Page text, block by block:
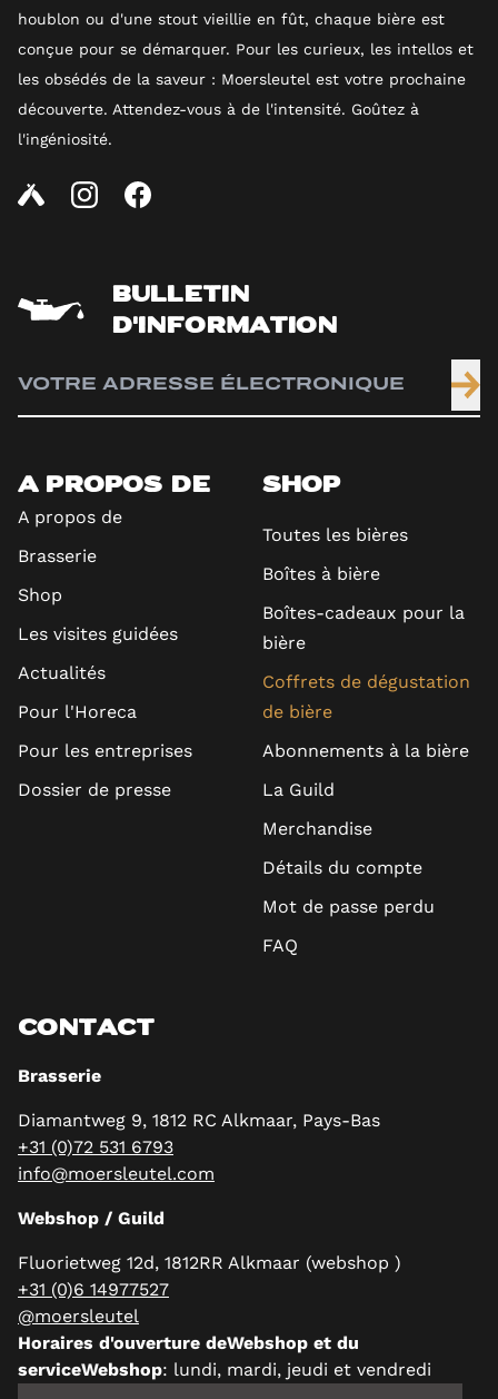
houblon ou d'une stout vieillie en fût, chaque bière est
conçue pour se démarquer. Pour les curieux, les intellos et
les obsédés de la saveur : Moersleutel est votre prochaine
découverte. Attendez-vous à de l'intensité. Goûtez à
l'ingéniosité.
BULLETIN
D'INFORMATION
A PROPOS DE
A propos de
Brasserie
Shop
Les visites guidées
Actualités
Pour l'Horeca
Pour les entreprises
Dossier de presse
SHOP
Toutes les bières
Boîtes à bière
Boîtes-cadeaux pour la
bière
Coffrets de dégustation
de bière
Abonnements à la bière
La Guild
Merchandise
Détails du compte
Mot de passe perdu
FAQ
CONTACT
Brasserie
Diamantweg 9, 1812 RC Alkmaar, Pays-Bas
+31 (0)72 531 6793
info@moersleutel.com
Webshop / Guild
Fluorietweg 12d, 1812RR Alkmaar (webshop )
+31 (0)6 14977527
@moersleutel
Horaires d'ouverture deWebshop et du
serviceWebshop: lundi, mardi, jeudi et vendredi